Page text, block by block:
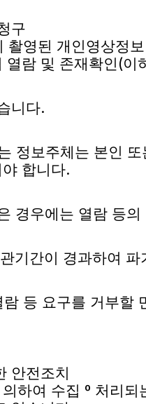
구
촬영된 개인영상정
열람 및 존재확인(이
니다.
정보주체는 본인
합니다.
경우에는 열람 등
기간이 경과하여 파
등 요구를 거부할
안전조치
하여 수집 º 처리